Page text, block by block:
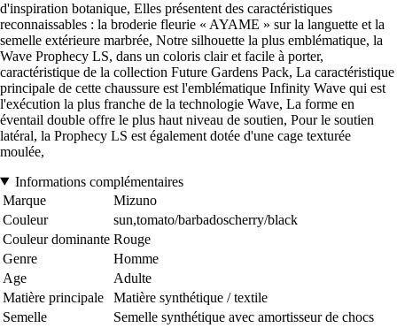
d'inspiration botanique, Elles présentent des caractéristiques
reconnaissables : la broderie fleurie « AYAME » sur la languette et la
semelle extérieure marbrée, Notre silhouette la plus emblématique, la
Wave Prophecy LS, dans un coloris clair et facile à porter,
caractéristique de la collection Future Gardens Pack, La caractéristique
principale de cette chaussure est l'emblématique Infinity Wave qui est
l'exécution la plus franche de la technologie Wave, La forme en
éventail double offre le plus haut niveau de soutien, Pour le soutien
latéral, la Prophecy LS est également dotée d'une cage texturée
moulée,
Informations complémentaires
Marque
Mizuno
Couleur
sun,tomato/barbadoscherry/black
Couleur dominante Rouge
Genre
Homme
Age
Adulte
Matière principale
Matière synthétique / textile
Semelle
Semelle synthétique avec amortisseur de chocs